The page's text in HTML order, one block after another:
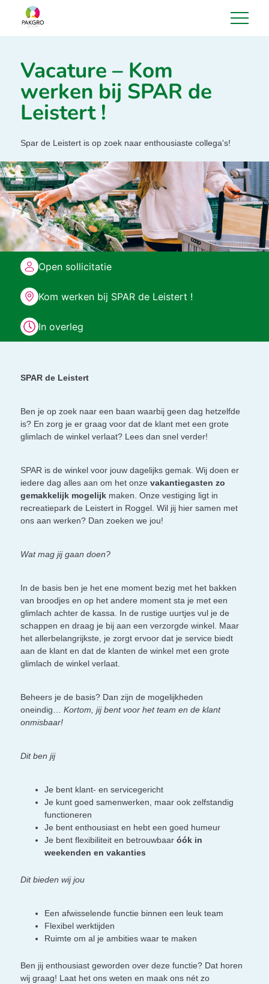
Vacature – Kom
werken bij SPAR de
Leistert !
Spar de Leistert is op zoek naar enthousiaste collega's!
Open sollicitatie
Kom werken bij SPAR de Leistert !
In overleg
SPAR de Leistert
Ben je op zoek naar een baan waarbij geen dag hetzelfde
is? En zorg je er graag voor dat de klant met een grote
glimlach de winkel verlaat? Lees dan snel verder!
SPAR is de winkel voor jouw dagelijks gemak. Wij doen er
iedere dag alles aan om het onze vakantiegasten zo
gemakkelijk mogelijkmaken. Onze vestiging ligt in
recreatiepark de Leistert in Roggel. Wil jij hier samen met
ons aan werken? Dan zoeken we jou!
Wat mag jij gaan doen?
In de basis ben je het ene moment bezig met het bakken
van broodjes en op het andere moment sta je met een
glimlach achter de kassa. In de rustige uurtjes vul je de
schappen en draag je bij aan een verzorgde winkel. Maar
het allerbelangrijkste, je zorgt ervoor dat je service biedt
aan de klant en dat de klanten de winkel met een grote
glimlach de winkel verlaat.
Beheers je de basis? Dan zijn de mogelijkheden
oneindig… Kortom, jij bent voor het team en de klant
onmisbaar!
Dit ben jij
Je bent klant- en servicegericht
Je kunt goed samenwerken, maar ook zelfstandig
functioneren
Je bent enthousiast en hebt een goed humeur
Je bent flexibiliteit en betrouwbaar óók in
weekenden en vakanties
Dit bieden wij jou
Een afwisselende functie binnen een leuk team
Flexibel werktijden
Ruimte om al je ambities waar te maken
Ben jij enthousiast geworden over deze functie? Dat horen
wij graag! Laat het ons weten en maak ons nét zo